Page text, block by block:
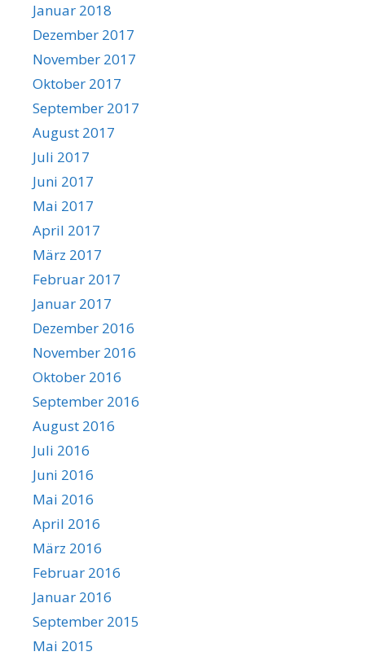
Januar 2018
Dezember 2017
November 2017
Oktober 2017
September 2017
August 2017
Juli 2017
Juni 2017
Mai 2017
April 2017
März 2017
Februar 2017
Januar 2017
Dezember 2016
November 2016
Oktober 2016
September 2016
August 2016
Juli 2016
Juni 2016
Mai 2016
April 2016
März 2016
Februar 2016
Januar 2016
September 2015
Mai 2015